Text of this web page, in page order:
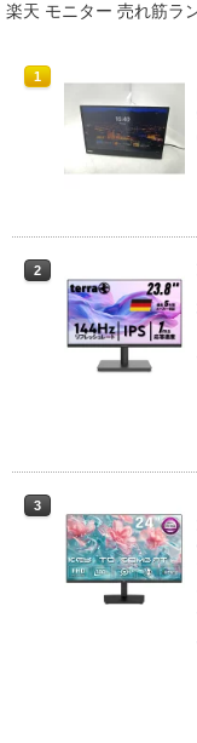
1
1
楽天 モニター 売れ筋ラ
1
2
3